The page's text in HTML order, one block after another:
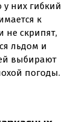
у них гибкий
к
не скрипят,
льдом и
выбирают
погоды.